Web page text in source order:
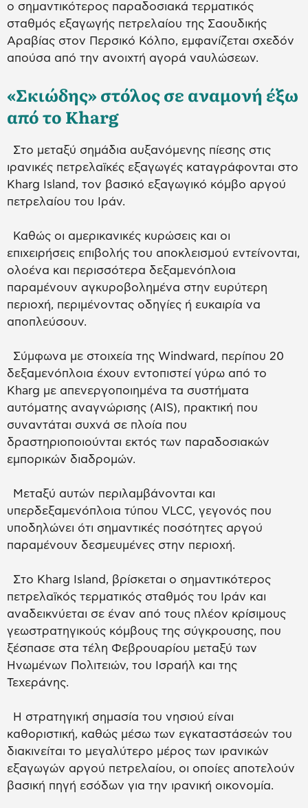
ο σημαντικότερος παραδοσιακά τερματικός
σταθμός εξαγωγής πετρελαίου της Σαουδικής
Αραβίας στον Περσικό Κόλπο, εμφανίζεται σχεδόν
απούσα από την ανοιχτή αγορά ναυλώσεων.
«Σκιώδης» στόλος σε αναμονή έξω
από το Kharg
Στο μεταξύ σημάδια αυξανόμενης πίεσης στις
ιρανικές πετρελαϊκές εξαγωγές καταγράφονται στο
Kharg Island, τον βασικό εξαγωγικό κόμβο αργού
πετρελαίου του Ιράν.
Καθώς οι αμερικανικές κυρώσεις και οι
επιχειρήσεις επιβολής του αποκλεισμού εντείνονται,
ολοένα και περισσότερα δεξαμενόπλοια
παραμένουν αγκυροβολημένα στην ευρύτερη
περιοχή, περιμένοντας οδηγίες ή ευκαιρία να
αποπλεύσουν.
Σύμφωνα με στοιχεία της Windward, περίπου 20
δεξαμενόπλοια έχουν εντοπιστεί γύρω από το
Kharg με απενεργοποιημένα τα συστήματα
αυτόματης αναγνώρισης (AIS), πρακτική που
συναντάται συχνά σε πλοία που
δραστηριοποιούνται εκτός των παραδοσιακών
εμπορικών διαδρομών.
Μεταξύ αυτών περιλαμβάνονται και
υπερδεξαμενόπλοια τύπου VLCC, γεγονός που
υποδηλώνει ότι σημαντικές ποσότητες αργού
παραμένουν δεσμευμένες στην περιοχή.
Στο Kharg Island, βρίσκεται ο σημαντικότερος
πετρελαϊκός τερματικός σταθμός του Ιράν και
αναδεικνύεται σε έναν από τους πλέον κρίσιμους
γεωστρατηγικούς κόμβους της σύγκρουσης, που
ξέσπασε στα τέλη Φεβρουαρίου μεταξύ των
Ηνωμένων Πολιτειών, του Ισραήλ και της
Τεχεράνης.
Η στρατηγική σημασία του νησιού είναι
καθοριστική, καθώς μέσω των εγκαταστάσεών του
διακινείται το μεγαλύτερο μέρος των ιρανικών
εξαγωγών αργού πετρελαίου, οι οποίες αποτελούν
βασική πηγή εσόδων για την ιρανική οικονομία.